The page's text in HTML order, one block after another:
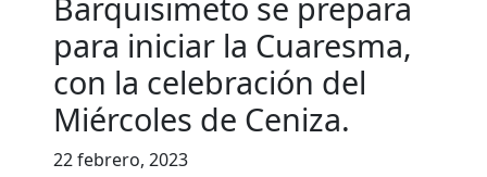
para iniciar la Cuaresma,
con la celebración del
Miércoles de Ceniza.
22 febrero, 2023